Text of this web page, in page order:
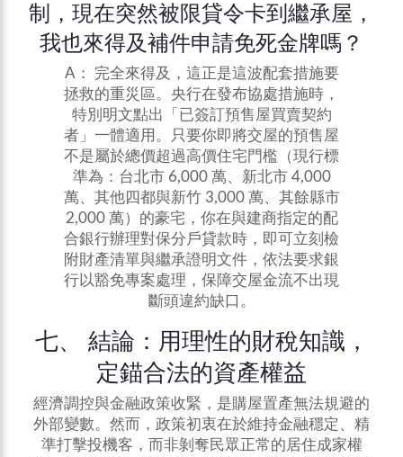
制，現在突然被限貸令卡到繼承屋，
我也來得及補件申請免死金牌嗎？
A： 完全來得及，這正是這波配套措施要
拯救的重災區。央行在發布協處措施時，
特別明文點出「已簽訂預售屋買賣契約
者」一體適用。只要你即將交屋的預售屋
不是屬於總價超過高價住宅門檻（現行標
準為：台北市 6,000 萬、新北市 4,000
萬、其他四都與新竹 3,000 萬、其餘縣市
2,000 萬）的豪宅，你在與建商指定的配
合銀行辦理對保分戶貸款時，即可立刻檢
附財產清單與繼承證明文件，依法要求銀
行以豁免專案處理，保障交屋金流不出現
斷頭違約缺口。
七、 結論：用理性的財稅知識，
定錨合法的資產權益
經濟調控與金融政策收緊，是購屋置產無法規避的
外部變數。然而，政策初衷在於維持金融穩定、精
準打擊投機客，而非剝奪民眾正常的居住成家權